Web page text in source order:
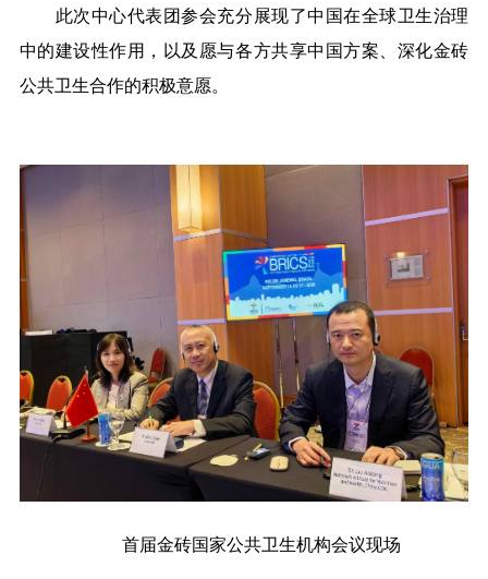
此次中心代表团参会充分展现了中国在全球卫生治理
中的建设性作用，以及愿与各方共享中国方案、深化金砖
公共卫生合作的积极意愿。
首届金砖国家公共卫生机构会议现场